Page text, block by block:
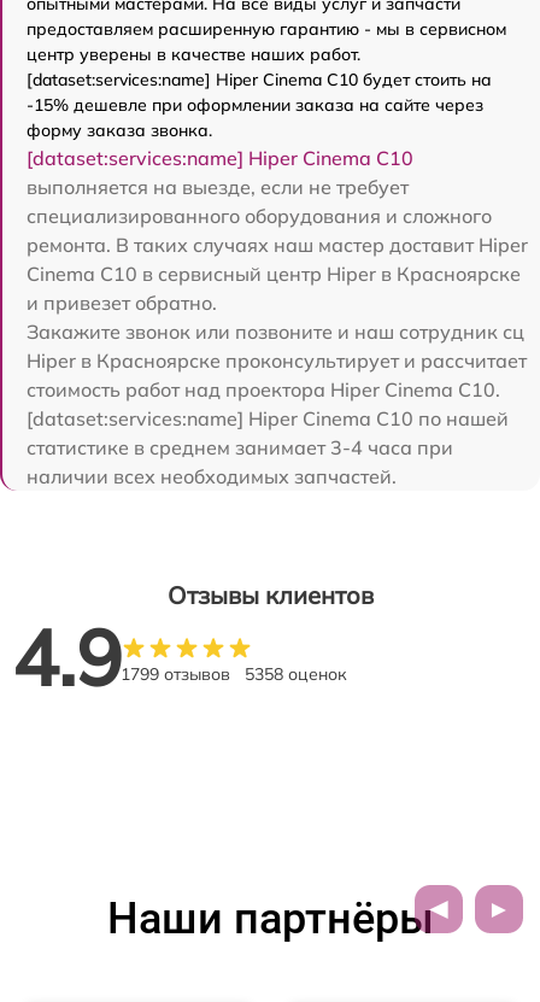
предоставляем расширенную гарантию - мы в сервисном
центр уверены в качестве наших работ.
[dataset:services:name] Hiper Cinema C10 будет стоить на
-15% дешевле при оформлении заказа на сайте через
форму заказа звонка.
[dataset:services:name] Hiper Cinema C10
выполняется на выезде, если не требует
специализированного оборудования и сложного
ремонта. В таких случаях наш мастер доставит Hiper
Cinema C10 в сервисный центр Hiper в Красноярске
и привезет обратно.
Закажите звонок или позвоните и наш сотрудник сц
Hiper в Красноярске проконсультирует и рассчитает
стоимость работ над проектора Hiper Cinema C10.
[dataset:services:name] Hiper Cinema C10 по нашей
статистике в среднем занимает 3-4 часа при
наличии всех необходимых запчастей.
Отзывы клиентов
4.91799 отзывов 5358 оценок
Наши партнёры